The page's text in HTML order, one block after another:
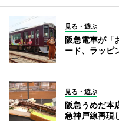
見る・遊ぶ
阪急電車が「
ード、ラッピ
見る・遊ぶ
阪急うめだ本
急神戸線再現